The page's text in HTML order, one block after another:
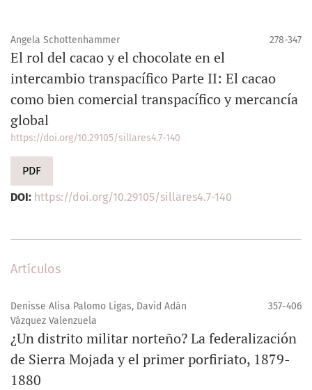
Angela Schottenhammer 278-347
El rol del cacao y el chocolate en el
intercambio transpacífico Parte II: El cacao
como bien comercial transpacífico y mercancía
global
https://doi.org/10.29105/sillares4.7-140
PDF
DOI: https://doi.org/10.29105/sillares4.7-140
Artículos
Denisse Alisa Palomo Ligas, David Adán
Vázquez Valenzuela
357-406
¿Un distrito militar norteño? La federalización
de Sierra Mojada y el primer porfiriato, 1879-
1880